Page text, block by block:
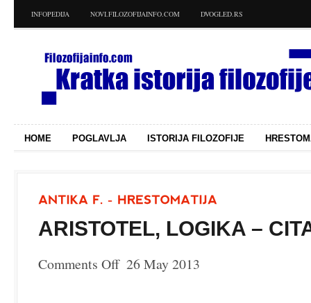
INFOPEDIJA NOVI.FILOZOFIJAINFO.COM DVOGLED.RS
HOME POGLAVLJA ISTORIJA FILOZOFIJE
ARISTOTEL, LOGIKA –
Comments Offon26 May 2013